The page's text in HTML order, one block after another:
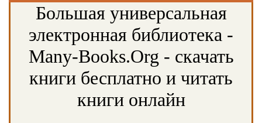
Большая универсальная
электронная библиотека -
Many-Books.Org - скачать
книги бесплатно и читать
книги онлайн